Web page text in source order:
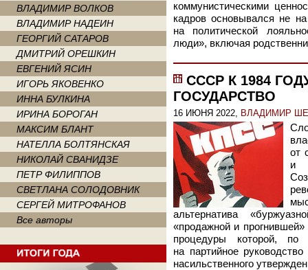
ВЛАДИМИР ВОЛКОВ
ВЛАДИМИР НАДЕИН
ГЕОРГИЙ САТАРОВ
ДМИТРИЙ ОРЕШКИН
ЕВГЕНИЙ ЯСИН
ИГОРЬ ЯКОВЕНКО
ИННА БУЛКИНА
ИРИНА БОРОГАН
МАКСИМ БЛАНТ
НАТЕЛЛА БОЛТЯНСКАЯ
НИКОЛАЙ СВАНИДЗЕ
ПЕТР ФИЛИППОВ
СВЕТЛАНА СОЛОДОВНИК
СЕРГЕЙ МИТРОФАНОВ
Все авторы
коммунистическими
кадров основывался не
на политической
люди», включая
СССР К 1984
ГОСУДАРСТВО
16 ИЮНЯ 2022, ВЛАДИМИР
от
и
альтернатива
«продажной и прогнившей»
процедуры которой, по
на партийное
насильственного